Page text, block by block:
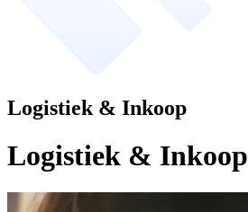
Logistiek & Inkoop
Logistiek & Inkoop